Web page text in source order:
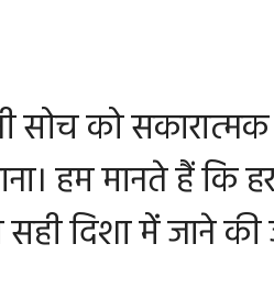
सोच को सकारात्मक
हम मानते हैं कि
दिशा में जाने की